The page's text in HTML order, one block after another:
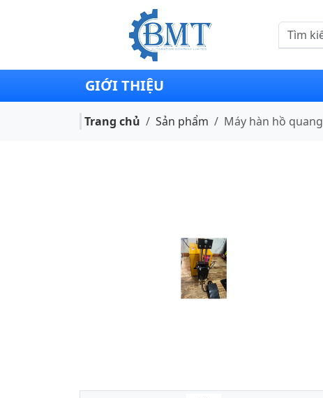
GIỚI THIỆU
Trang chủ Sản phẩm Máy hàn hồ quang